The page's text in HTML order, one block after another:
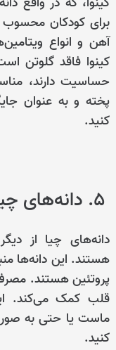
برای کودکان محسوب
کینوا فاقد گلوتن
حساسیت دارند،
پخته و به عنوان
کنید.
دانه‌های چیا از
پروتئین هستند.
قلب کمک می‌کند.
ماست یا حتی به
کنید.